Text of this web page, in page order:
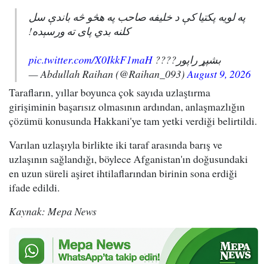
په لویه پکتیا کې د خلیفه صاحب په هڅو څه باندې سل
کلنه بدي پای ته ورسېده!
بشپړ راپور????pic.twitter.com/X0IkkF1maH
— Abdullah Raihan (@Raihan_093)August 9, 2026
Tarafların, yıllar boyunca çok sayıda uzlaştırma
girişiminin başarısız olmasının ardından, anlaşmazlığın
çözümü konusunda Hakkani'ye tam yetki verdiği belirtildi.
Varılan uzlaşıyla birlikte iki taraf arasında barış ve
uzlaşının sağlandığı, böylece Afganistan'ın doğusundaki
en uzun süreli aşiret ihtilaflarından birinin sona erdiği
ifade edildi.
Kaynak: Mepa News